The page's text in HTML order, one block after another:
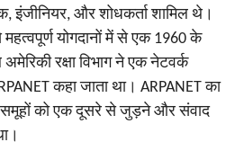
इंजीनियर, और शोधकर्ता शामिल थे।
योगदानों में से एक 1960 के
रक्षा विभाग ने एक नेटवर्क
कहा जाता था। ARPANET का
को एक दूसरे से जुड़ने और संवाद